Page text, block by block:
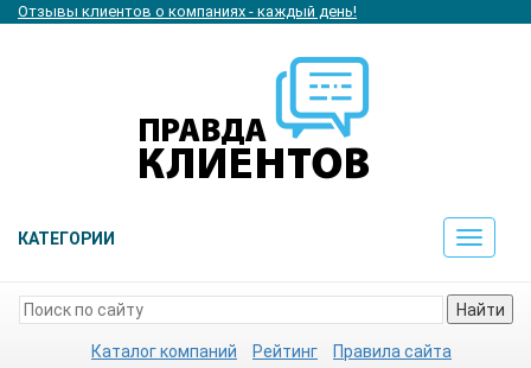
Отзывы клиентов о компаниях - каждый день!
КАТЕГОРИИ
Toggle
Найти
Каталог компаний Рейтинг Правила сайта